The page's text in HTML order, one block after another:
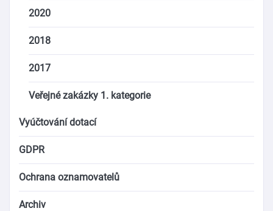
2020
2018
2017
Veřejné zakázky 1. kategorie
Vyúčtování dotací
GDPR
Ochrana oznamovatelů
Archiv